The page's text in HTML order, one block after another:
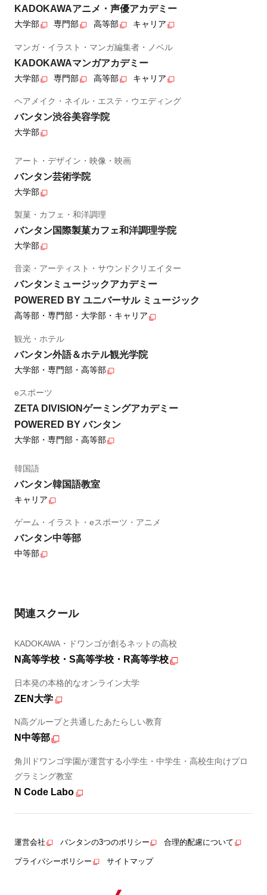
KADOKAWAアニメ・声優アカデミー
大学部 専門部 高等部 キャリア
マンガ・イラスト・マンガ編集者・ノベル
KADOKAWAマンガアカデミー
大学部 専門部 高等部 キャリア
ヘアメイク・ネイル・エステ・ウエディング
バンタン渋谷美容学院
大学部
アート・デザイン・映像・映画
バンタン芸術学院
大学部
製菓・カフェ・和洋調理
バンタン国際製菓カフェ和洋調理学院
大学部
音楽・アーティスト・サウンドクリエイター
バンタンミュージックアカデミー
POWERED BY ユニバーサル ミュージック
高等部・専門部・大学部・キャリア
観光・ホテル
バンタン外語＆ホテル観光学院
大学部・専門部・高等部
eスポーツ
ZETA DIVISIONゲーミングアカデミー
POWERED BY バンタン
大学部・専門部・高等部
韓国語
バンタン韓国語教室
キャリア
ゲーム・イラスト・eスポーツ・アニメ
バンタン中等部
中等部
関連スクール
KADOKAWA・ドワンゴが創るネットの高校
N高等学校・S高等学校・R高等学校
日本発の本格的なオンライン大学
ZEN大学
N高グループと共通したあたらしい教育
N中等部
角川ドワンゴ学園が運営する小学生・中学生・高校生向けプロ
グラミング教室
N Code Labo
運営会社 バンタンの3つのポリシー 合理的配慮について
プライバシーポリシー サイトマップ